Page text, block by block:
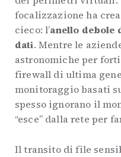
focalizzazione ha
cieco: l’anello debole
dati. Mentre le
astronomiche per
firewall di ultima
monitoraggio basati
spesso ignorano il
“esce” dalla rete per
Il transito di file